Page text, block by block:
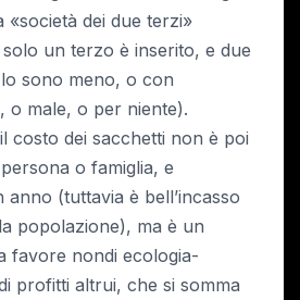
«società dei due terzi»
un terzo è inserito, e due
sono meno, o con
o male, o per niente).
costo dei sacchetti non è poi
o famiglia, e
anno (tuttavia è bell’incasso
popolazione), ma è un
favore nondi ecologia-
profitti altrui, che si somma